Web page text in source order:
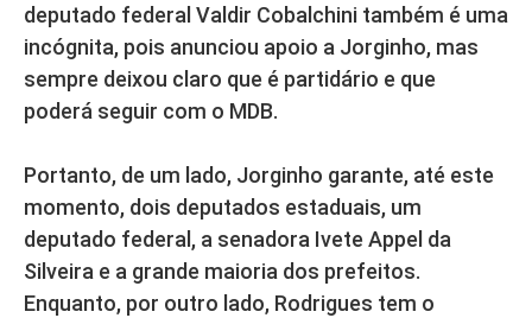
deputado federal Valdir Cobalchini também é uma
incógnita, pois anunciou apoio a Jorginho, mas
sempre deixou claro que é partidário e que
poderá seguir com o MDB.
Portanto, de um lado, Jorginho garante, até este
momento, dois deputados estaduais, um
deputado federal, a senadora Ivete Appel da
Silveira e a grande maioria dos prefeitos.
Enquanto, por outro lado, Rodrigues tem o